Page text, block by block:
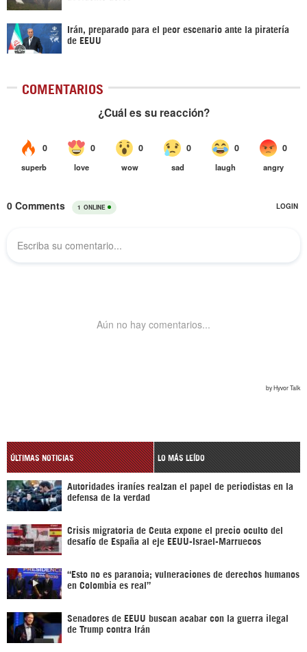
Irán, preparado para el peor escenario ante la piratería
de EEUU
COMENTARIOS
ÚLTIMAS NOTICIAS LO MÁS LEÍDO
Autoridades iraníes realzan el papel de periodistas en la
defensa de la verdad
Crisis migratoria de Ceuta expone el precio oculto del
desafío de España al eje EEUU-Israel-Marruecos
“Esto no es paranoia; vulneraciones de derechos humanos
en Colombia es real”
Senadores de EEUU buscan acabar con la guerra ilegal
de Trump contra Irán